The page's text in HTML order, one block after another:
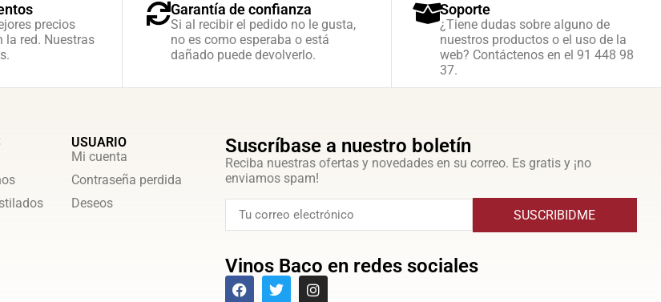
precios
la red. Nuestras
Garantía de confianza
Si al recibir el pedido no le gusta,
no es como esperaba o está
dañado puede devolverlo.
Soporte
¿Tiene dudas sobre alguno de
nuestros productos o el uso de la
web? Contáctenos en el 91 448 98
37.
USUARIO
Mi cuenta
Contraseña perdida
Deseos
Suscríbase a nuestro boletín
Reciba nuestras ofertas y novedades en su correo. Es gratis y ¡no
enviamos spam!
SUSCRIBIDME
Vinos Baco en redes sociales